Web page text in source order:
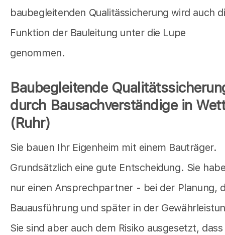
baubegleitenden Qualitässicherung wird auch
Funktion der Bauleitung unter die Lupe
genommen.
Baubegleitende
durch Bausachverständige in
(Ruhr)
Sie bauen Ihr Eigenheim mit einem Bauträger.
Grundsätzlich eine gute Entscheidung. Sie
nur einen Ansprechpartner - bei der Planung,
Bauausführung und später in der
Sie sind aber auch dem Risiko ausgesetzt,